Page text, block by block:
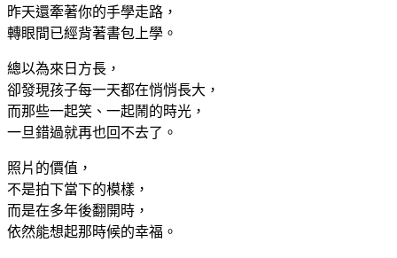
昨天還牽著你的手學走路，
轉眼間已經背著書包上學。
總以為來日方長，
卻發現孩子每一天都在悄悄長大，
而那些一起笑、一起鬧的時光，
一旦錯過就再也回不去了。
照片的價值，
不是拍下當下的模樣，
而是在多年後翻開時，
依然能想起那時候的幸福。